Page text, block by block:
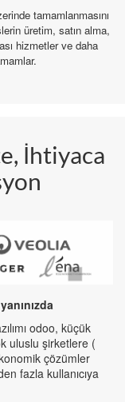
tamamlanmasını
üretim, satın alma,
hizmetler ve daha
İhtiyaca
odoo, küçük
uluslu şirketlere (
çözümler
fazla kullanıcıya